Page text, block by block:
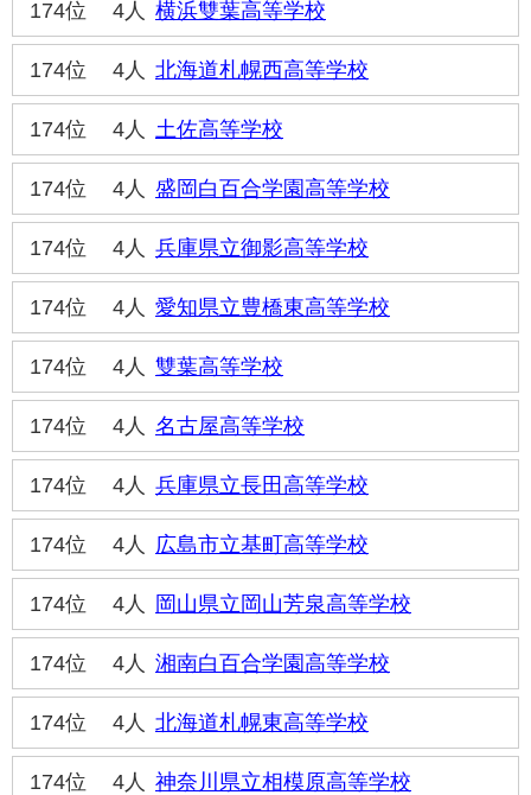
174位 4人 横浜雙葉高等学校
174位 4人 北海道札幌西高等学校
174位 4人 土佐高等学校
174位 4人 盛岡白百合学園高等学校
174位 4人 兵庫県立御影高等学校
174位 4人 愛知県立豊橋東高等学校
174位 4人 雙葉高等学校
174位 4人 名古屋高等学校
174位 4人 兵庫県立長田高等学校
174位 4人 広島市立基町高等学校
174位 4人 岡山県立岡山芳泉高等学校
174位 4人 湘南白百合学園高等学校
174位 4人 北海道札幌東高等学校
174位 4人 神奈川県立相模原高等学校